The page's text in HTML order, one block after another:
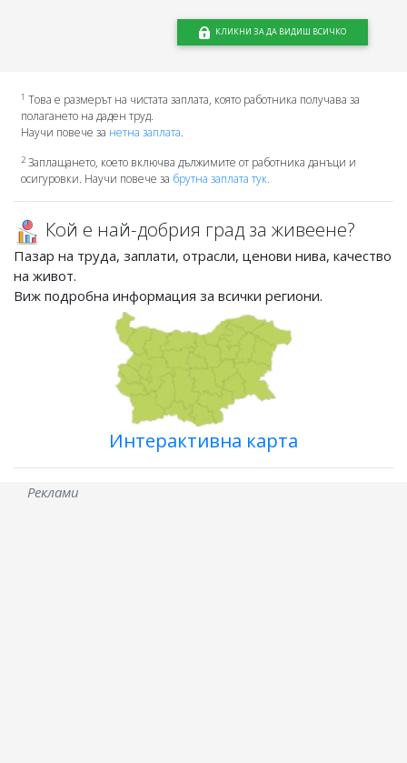
КЛИКНИ ЗА ДА ВИДИШ ВСИЧКО
1 Това е размерът на чистата заплата, която работника получава за
полагането на даден труд.
Научи повече за нетна заплата.
2Заплащането, което включва дължимите от работника данъци и
осигуровки. Научи повече за брутна заплата тук.
Кой е най-добрия град за живеене?
Пазар на труда, заплати, отрасли, ценови нива, качество
на живот.
Виж подробна информация за всички региони.
Интерактивна карта
Реклами